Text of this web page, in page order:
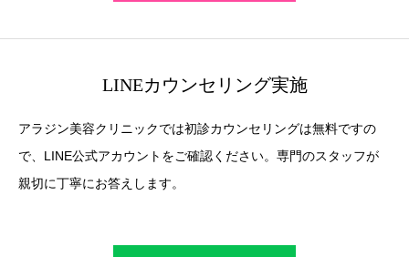
LINEカウンセリング実施
アラジン美容クリニックでは初診カウンセリングは無料ですの
で、LINE公式アカウントをご確認ください。専門のスタッフが
親切に丁寧にお答えします。